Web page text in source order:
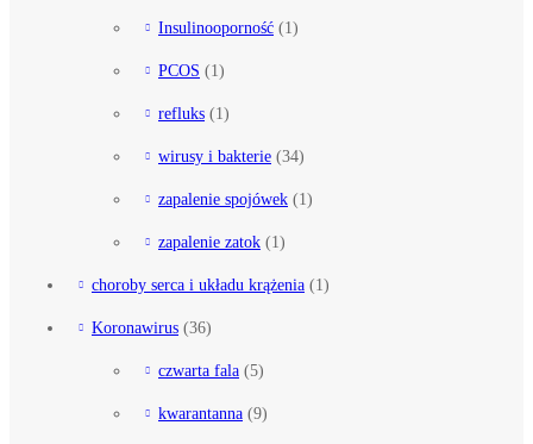
Insulinooporność (1)
PCOS (1)
refluks (1)
wirusy i bakterie (34)
zapalenie spojówek (1)
zapalenie zatok (1)
choroby serca i układu krążenia (1)
Koronawirus (36)
czwarta fala (5)
kwarantanna (9)